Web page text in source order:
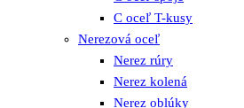
C oceľ T-kusy
Nerezová oceľ
Nerez rúry
Nerez kolená
Nerez oblúky